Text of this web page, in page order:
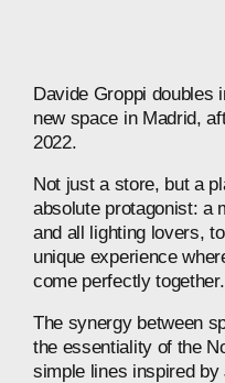
Davide Groppi doubles
new space in Madrid,
2022.
Not just a store, but a
absolute protagonist: a
and all lighting lovers, to
unique experience
come perfectly together.
The synergy between
the essentiality of the
simple lines inspired by